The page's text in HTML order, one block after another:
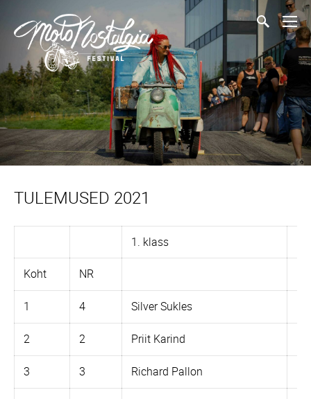
TULEMUSED 2021
1. klass
Koht NR
1 4 Silver Sukles
2 2 Priit Karind
3 3 Richard Pallon